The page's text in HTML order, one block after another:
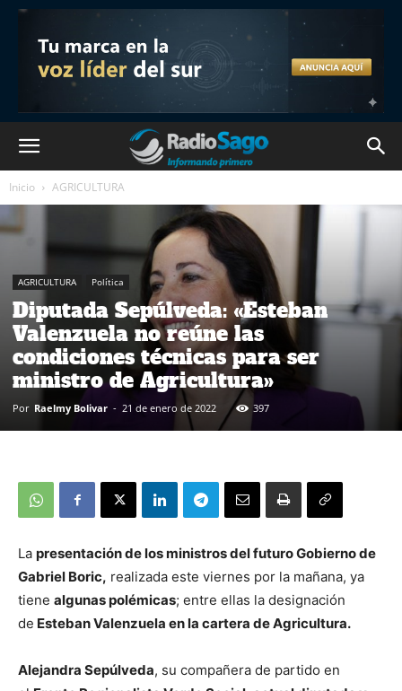
Inicio AGRICULTURA
AGRICULTURA Política
Diputada Sepúlveda: «Esteban
Valenzuela no reúne las
condiciones técnicas para ser
ministro de Agricultura»
Por Raelmy Bolivar - 21 de enero de 2022 397
La presentación de los ministros del futuro Gobierno de
Gabriel Boric, realizada este viernes por la mañana, ya
tiene algunas polémicas; entre ellas la designación
de Esteban Valenzuela en la cartera de Agricultura.
Alejandra Sepúlveda, su compañera de partido en